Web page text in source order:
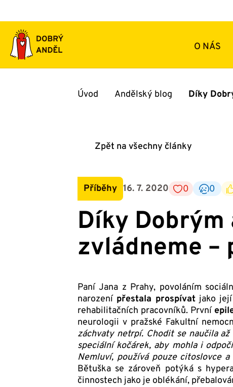
obsah
O NÁS
Úvod Andělský blog Díky
Zpět na všechny články
Příběhy 16. 7. 2020 0 0
Díky Dobrým
zvládneme –
Paní Jana z Prahy, povoláním
narození přestala prospívat jako
rehabilitačních pracovníků. První
neurologii v pražské Fakultní
záchvaty netrpí. Chodit se naučila
speciální kočárek, aby mohla i
Nemluví, používá pouze citoslovce a
Bětuška se zároveň potýká s
činnostech jako je oblékání,